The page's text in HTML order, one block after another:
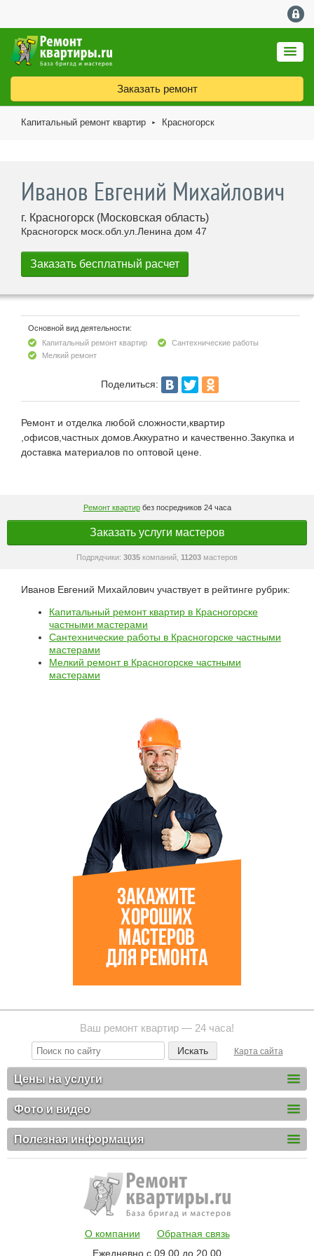
Заказать ремонт
Капитальный ремонт квартир ► Красногорск
Иванов Евгений Михайлович
г. Красногорск (Московская область)
Красногорск моск.обл.ул.Ленина дом 47
Основной вид деятельности:
Капитальный ремонт квартир
Сантехнические работы
Мелкий ремонт
Поделиться:
Ремонт и отделка любой сложности,квартир
,офисов,частных домов.Аккуратно и качественно.Закупка и
доставка материалов по оптовой цене.
Ремонт квартирбез посредников 24 часа
Заказать услуги мастеров
Подрядчики: 3035 компаний, 11203 мастеров
Иванов Евгений Михайлович участвует в рейтинге рубрик:
Капитальный ремонт квартир в Красногорске
частными мастерами
Сантехнические работы в Красногорске частными
мастерами
Мелкий ремонт в Красногорске частными
мастерами
Ваш ремонт квартир — 24 часа!
Карта сайта
Цены на услуги
Фото и видео
Полезная информация
О компании
Обратная связь
Ежедневно с 09.00 до 20.00